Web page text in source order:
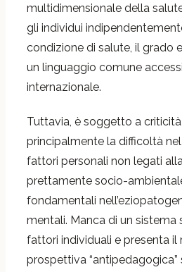
multidimensionale della
gli individui
condizione di salute, il grado
un linguaggio comune
internazionale.
Tuttavia, è soggetto a
principalmente la difficoltà
fattori personali non legati
prettamente socio-
fondamentali
mentali. Manca di un sistema
fattori individuali e presenta il
prospettiva